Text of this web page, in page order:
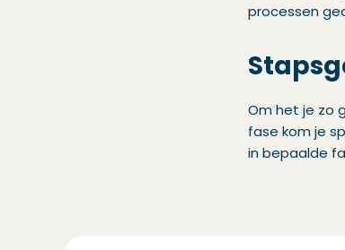
processen
Om het je zo
fase kom je
in bepaalde